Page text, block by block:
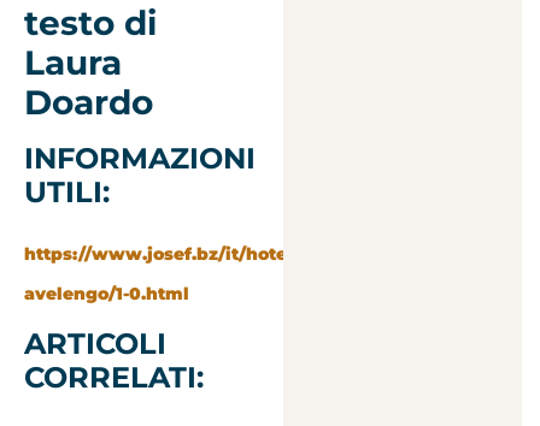
testo di
Laura
Doardo
INFORMAZIONI
UTILI:
https://www.josef.bz/it/hotel-
avelengo/1-0.html
ARTICOLI
CORRELATI: